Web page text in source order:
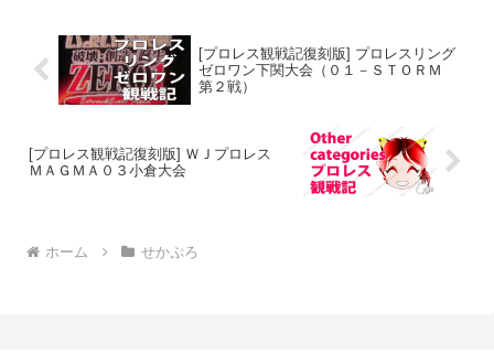
[プロレス観戦記復刻版] プロレスリング
ゼロワン下関大会（０１－ＳＴＯＲＭ
第２戦）
[プロレス観戦記復刻版] ＷＪプロレス
ＭＡＧＭＡ０３小倉大会
ホーム せかぷろ